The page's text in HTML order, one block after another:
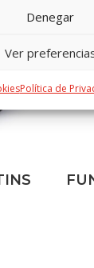
Denegar
Ver
Política de